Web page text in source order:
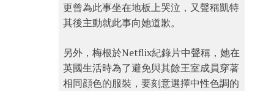
更曾為此事坐在地板上哭泣，又聲稱凱特
其後主動就此事向她道歉。
另外，梅根於Netflix紀錄片中聲稱，她在
英國生活時為了避免與其餘王室成員穿著
相同顔色的服裝，要刻意選擇中性色調的